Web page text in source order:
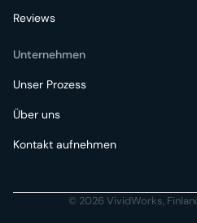
Reviews
Unternehmen
Unser Prozess
Über uns
Kontakt aufnehmen
© 2026 VividWorks,